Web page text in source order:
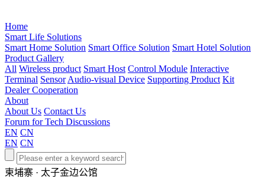
Home
Smart Life Solutions
Smart Home Solution Smart Office Solution Smart Hotel Solution
Product Gallery
All Wireless product Smart Host Control Module Interactive
Terminal Sensor Audio-visual Device Supporting Product Kit
Dealer Cooperation
About
About Us Contact Us
Forum for Tech Discussions
EN CN
EN CN
柬埔寨 · 太子金边公馆